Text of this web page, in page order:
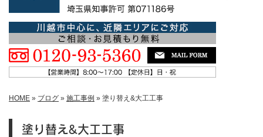
HOME » ブログ » 施工事例 » 塗り替え&大工工事
塗り替え&大工工事